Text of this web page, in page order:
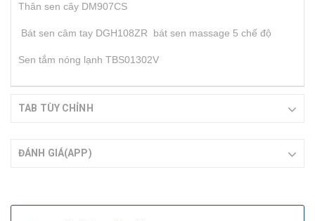
Thân sen cây DM907CS
Bát sen câm tay DGH108ZR bát sen massage 5 chế độ
Sen tắm nóng lạnh TBS01302V
TAB TÙY CHỈNH
ĐÁNH GIÁ(APP)